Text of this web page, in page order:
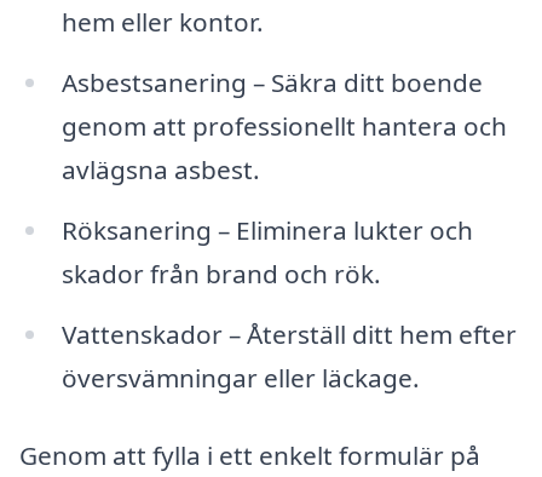
hem eller kontor.
Asbestsanering – Säkra ditt boende
genom att professionellt hantera och
avlägsna asbest.
Röksanering – Eliminera lukter och
skador från brand och rök.
Vattenskador – Återställ ditt hem efter
översvämningar eller läckage.
Genom att fylla i ett enkelt formulär på